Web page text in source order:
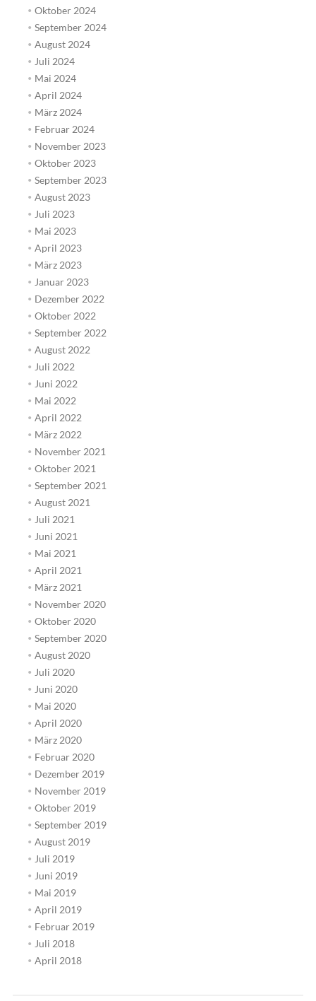
Oktober 2024
September 2024
August 2024
Juli 2024
Mai 2024
April 2024
März 2024
Februar 2024
November 2023
Oktober 2023
September 2023
August 2023
Juli 2023
Mai 2023
April 2023
März 2023
Januar 2023
Dezember 2022
Oktober 2022
September 2022
August 2022
Juli 2022
Juni 2022
Mai 2022
April 2022
März 2022
November 2021
Oktober 2021
September 2021
August 2021
Juli 2021
Juni 2021
Mai 2021
April 2021
März 2021
November 2020
Oktober 2020
September 2020
August 2020
Juli 2020
Juni 2020
Mai 2020
April 2020
März 2020
Februar 2020
Dezember 2019
November 2019
Oktober 2019
September 2019
August 2019
Juli 2019
Juni 2019
Mai 2019
April 2019
Februar 2019
Juli 2018
April 2018